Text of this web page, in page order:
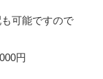
可能ですので
円